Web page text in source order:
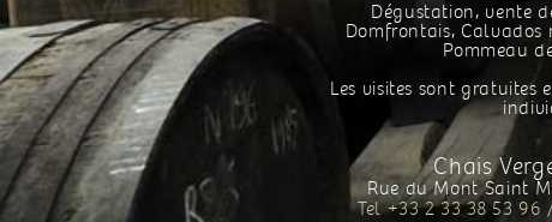
Dégustation, vente
Domfrontais, Calvados
Pommeau
Les visites sont gratuites
Chais
Rue du Mont Saint
Tel +33 2 33 38 53 96